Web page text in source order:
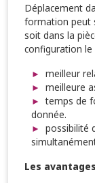
Déplacement
formation peut
soit dans la
configuration le
meilleur
meilleure
temps de
donnée.
possibilité
Les